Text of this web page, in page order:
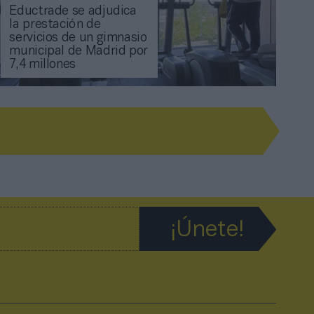
Eductrade se adjudica
la prestación de
servicios de un gimnasio
municipal de Madrid por
7,4 millones